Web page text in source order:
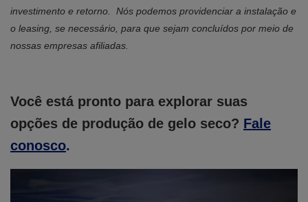
investimento e retorno. Nós podemos providenciar a instalação e
o leasing, se necessário, para que sejam concluídos por meio de
nossas empresas afiliadas.
Você está pronto para explorar suas
opções de produção de gelo seco? Fale
conosco.